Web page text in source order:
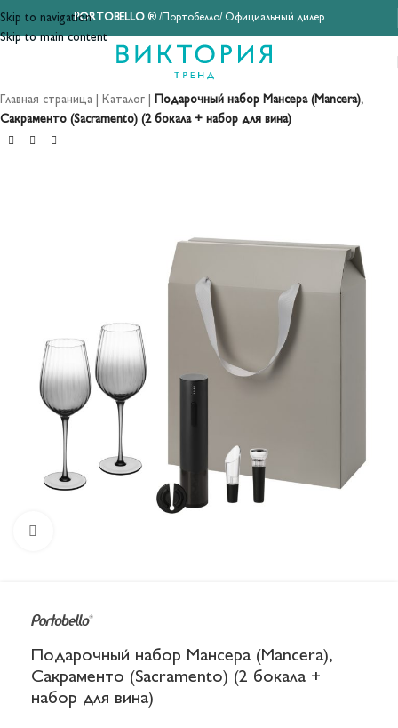
Skip to navigation
Skip to main content
PORTOBELLO® /Портобелло/ Официальный дилер
Главная страница Каталог
Подарочный набор Мансера (Mancera),
Сакраменто (Sacramento) (2 бокала + набор для вина)
Подарочный набор Мансера (Mancera),
Сакраменто (Sacramento) (2 бокала +
набор для вина)